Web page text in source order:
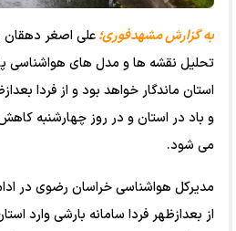
به گزارش مشهدفوری؛علی اصغر دهقان
تحلیل نقشه ها و مدل های هواشناسی
استان ماندگار خواهد بود و از فردا
و باد در استان و در روز چهارشنبه
می شود.
مدیرکل هواشناسی خراسان رضوی در
از بعدازظهر فردا سامانه بارشی وارد